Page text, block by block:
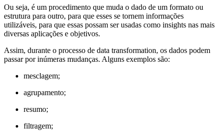
Ou seja, é um procedimento que muda o dado de um formato ou
estrutura para outro, para que esses se tornem informações
utilizáveis, para que essas possam ser usadas como insights nas mais
diversas aplicações e objetivos.
Assim, durante o processo de data transformation, os dados podem
passar por inúmeras mudanças. Alguns exemplos são:
mesclagem;
agrupamento;
resumo;
filtragem;